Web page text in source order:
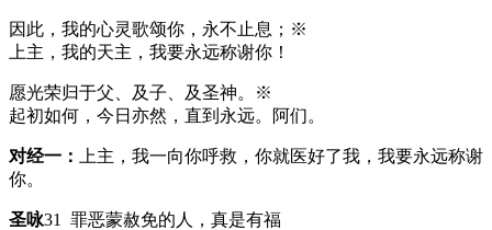
因此，我的心灵歌颂你，永不止息；※
上主，我的天主，我要永远称谢你！
愿光荣归于父、及子、及圣神。※
起初如何，今日亦然，直到永远。阿们。
对经一：
上主，我一向你呼救，你就医好了我，我要永远称谢
你。
圣咏31 罪恶蒙赦免的人，真是有福